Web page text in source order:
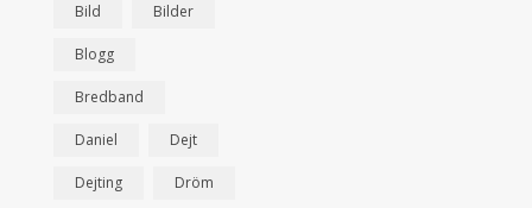
Bild Bilder
Blogg
Bredband
Daniel Dejt
Dejting Dröm